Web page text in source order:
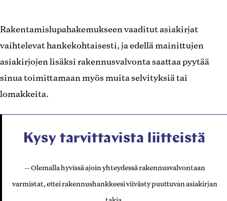
Rakentamislupahakemukseen vaaditut asiakirjat
vaihtelevat hankekohtaisesti, ja edellä mainittujen
asiakirjojen lisäksi rakennusvalvonta saattaa pyytää
sinua toimittamaan myös muita selvityksiä tai
lomakkeita.
Kysy tarvittavista liitteistä
Olemalla hyvissä ajoin yhteydessä rakennusvalvontaan
varmistat, ettei rakennushankkeesi viivästy puuttuvan asiakirjan